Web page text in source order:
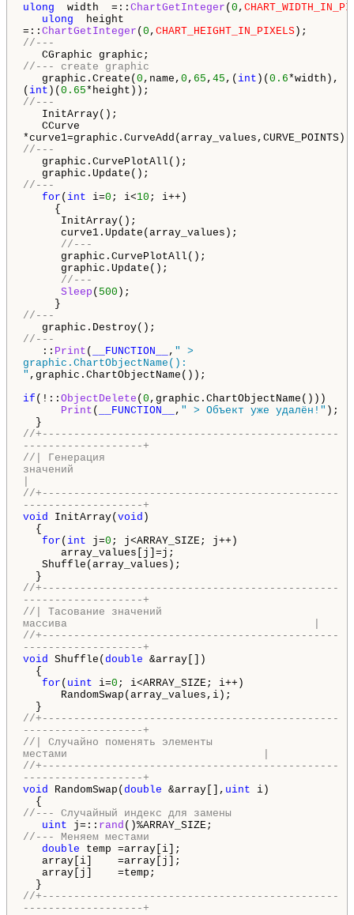
ulong width =:: ChartGetInteger (0 ,
ulong height
=:: ChartGetInteger (0 , CHART_HEIGHT_IN_PIXELS);
//---
CGraphic graphic;
//--- create graphic
graphic.Create(0 ,name, 0 , 65 , 45 ,( int )(0.6*width),
( int )(0.65*height));
//---
InitArray();
CCurve
*curve1=graphic.CurveAdd(array_values,CURVE_POINTS);
//---
graphic.CurvePlotAll();
graphic.Update();
//---
for ( int i=0 ; i<10 ; i++)
{
InitArray();
curve1.Update(array_values);
//---
graphic.CurvePlotAll();
graphic.Update();
//---
Sleep ( 500 );
}
//---
graphic.Destroy();
//---
:: Print ( __FUNCTION__ , " >
graphic.ChartObjectName():
" ,graphic.ChartObjectName());
if (!:: ObjectDelete (0 ,graphic.ChartObjectName()))
Print ( __FUNCTION__ , " > Объект уже удалён!" );
}
//+-----------------------------------------------
-------------------+
//| Генерация
//+-----------------------------------------------
-------------------+
void
InitArray(void )
{
for ( int j=0 ; j<ARRAY_SIZE; j++)
array_values[j]=j;
Shuffle(array_values);
}
//+-----------------------------------------------
-------------------+
//| Тасование значений
массива |
//+-----------------------------------------------
-------------------+
void
Shuffle(double &array[])
{
for ( uint i=0 ; i<ARRAY_SIZE; i++)
RandomSwap(array_values,i);
}
//+-----------------------------------------------
-------------------+
//| Случайно поменять элементы
местами |
//+-----------------------------------------------
-------------------+
void
RandomSwap(double &array[], uint i)
{
//--- Случайный индекс для замены
uint j=:: rand ()%ARRAY_SIZE;
//--- Меняем местами
double temp =array[i];
array[i] =array[j];
array[j] =temp;
}
//+-----------------------------------------------
-------------------+